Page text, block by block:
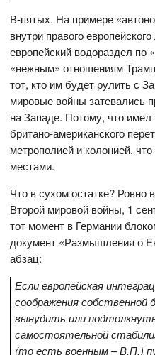
В-пятых. На примере
внутри правого
европейский водораздел
«нежным» отношениям
тот, кто им будет рулить с
мировые войны затевались
на Западе. Потому, что имел
британо-американского
метрополией и колонией,
местами.
Что в сухом остатке? Ровно
Второй мировой войны, 1
тот момент в Германии
документ «Размышления о
абзац:
Если европейская
соображения собственной
вынудить или
самостоятельной
(то есть военным – В.П.)